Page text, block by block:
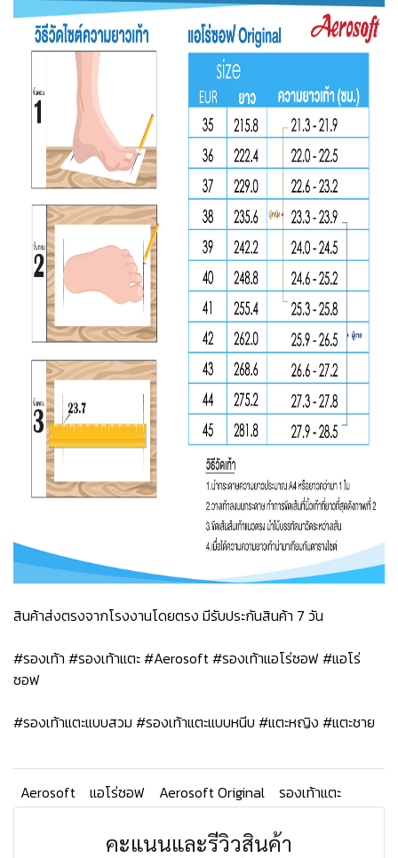
สินค้าส่งตรงจากโรงงานโดยตรง มีรับประกันสินค้า 7 วัน
#รองเท้า #รองเท้าแตะ #Aerosoft #รองเท้าแอโร่ซอฟ #แอโร่
ซอฟ
#รองเท้าแตะแบบสวม #รองเท้าแตะแบบหนีบ #แตะหญิง #แตะชาย
Aerosoft แอโร่ซอฟ Aerosoft Original รองเท้าแตะ
คะแนนและรีวิวสินค้า